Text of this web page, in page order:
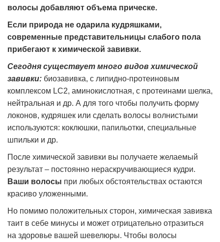
волосы добавляют объема прическе.
Если природа не одарила кудряшками,
современные представительницы слабого пола
прибегают к химической завивки.
Сегодня существует много видов химической
завивки: биозавивка, с липидно-протеиновым
комплексом LC2, аминокислотная, с протеинами шелка,
нейтральная и др. А для того чтобы получить форму
локонов, кудряшек или сделать волосы волнистыми
используются: коклюшки, папильотки, специальные
шпильки и др.
После химической завивки вы получаете желаемый
результат – постоянно нераскручивающиеся кудри.
Ваши волосы при любых обстоятельствах остаются
красиво уложенными.
Но помимо положительных сторон, химическая завивка
таит в себе минусы и может отрицательно отразиться
на здоровье вашей шевелюры. Чтобы волосы